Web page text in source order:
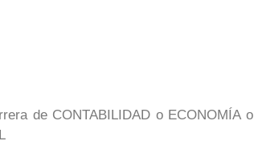
de CONTABILIDAD o ECONOMÍA o